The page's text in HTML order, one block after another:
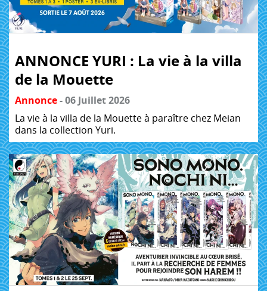
ANNONCE YURI : La vie à la villa
de la Mouette
Annonce- 06 Juillet 2026
La vie à la villa de la Mouette à paraître chez Meian
dans la collection Yuri.